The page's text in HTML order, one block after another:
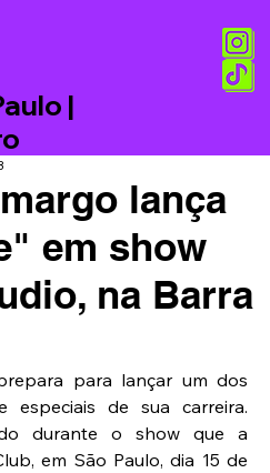
|
lança
em show
na Barra
para lançar um dos
especiais de sua carreira.
durante o show que a
em São Paulo, dia 15 de